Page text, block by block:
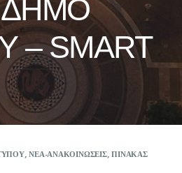
ΔΉΜΟ
– SMART
,ΝΕΑ-ΑΝΑΚΟΙΝΩΣΕΙΣ,ΠΙΝΑΚΑΣ